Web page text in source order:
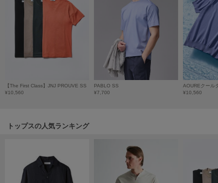
LILY BROWN
LILY BROWN Lingerie
MIESROHE
ミースロエ
【The First Class】JNJ PROUVE SS
¥10,560
PABLO SS
¥7,700
AOUREクール
¥10,560
トップスの人気ランキング